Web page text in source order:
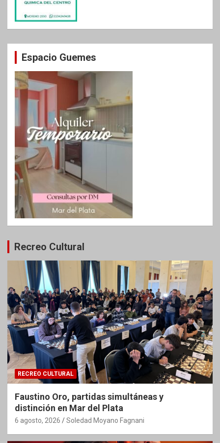
Espacio Guemes
Recreo Cultural
RECREO CULTURAL
Faustino Oro, partidas simultáneas y
distinción en Mar del Plata
6 agosto, 2026 Soledad Moyano Fagnani